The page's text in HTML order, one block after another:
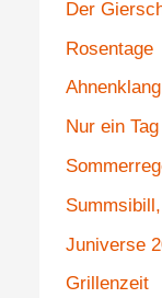
Der
Rosentage
Ahnenklang
Nur ein
Juniverse
Grillenzeit